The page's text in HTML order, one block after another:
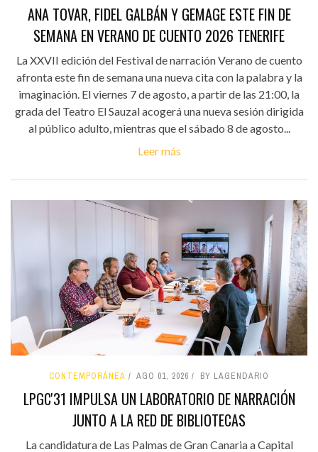
ANA TOVAR, FIDEL GALBÁN Y GEMAGE ESTE FIN DE
SEMANA EN VERANO DE CUENTO 2026 TENERIFE
La XXVII edición del Festival de narración Verano de cuento
afronta este fin de semana una nueva cita con la palabra y la
imaginación. El viernes 7 de agosto, a partir de las 21:00, la
grada del Teatro El Sauzal acogerá una nueva sesión dirigida
al público adulto, mientras que el sábado 8 de agosto...
Leer más
CONTEMPORÁNEA AGO 01, 2026 BY LAGENDARIO
LPGC'31 IMPULSA UN LABORATORIO DE NARRACIÓN
JUNTO A LA RED DE BIBLIOTECAS
La candidatura de Las Palmas de Gran Canaria a Capital